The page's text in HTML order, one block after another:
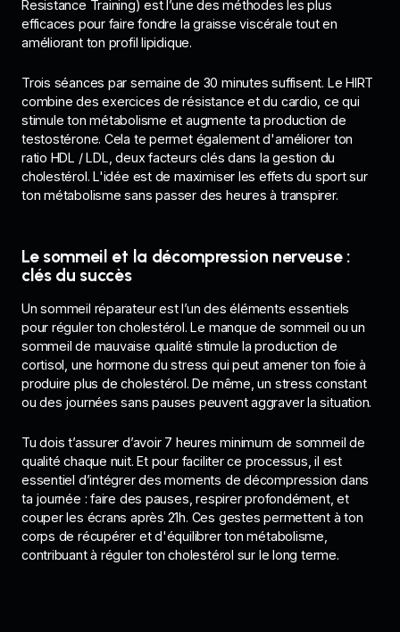
Resistance Training) est l’une des méthodes les plus
efficaces pour faire fondre la graisse viscérale tout en
améliorant ton profil lipidique.
Trois séances par semaine de 30 minutes suffisent. Le HIRT
combine des exercices de résistance et du cardio, ce qui
stimule ton métabolisme et augmente ta production de
testostérone. Cela te permet également d'améliorer ton
ratio HDL / LDL, deux facteurs clés dans la gestion du
cholestérol. L'idée est de maximiser les effets du sport sur
ton métabolisme sans passer des heures à transpirer.
Le sommeil et la décompression nerveuse :
clés du succès
Un sommeil réparateur est l’un des éléments essentiels
pour réguler ton cholestérol. Le manque de sommeil ou un
sommeil de mauvaise qualité stimule la production de
cortisol, une hormone du stress qui peut amener ton foie à
produire plus de cholestérol. De même, un stress constant
ou des journées sans pauses peuvent aggraver la situation.
Tu dois t’assurer d’avoir 7 heures minimum de sommeil de
qualité chaque nuit. Et pour faciliter ce processus, il est
essentiel d’intégrer des moments de décompression dans
ta journée : faire des pauses, respirer profondément, et
couper les écrans après 21h. Ces gestes permettent à ton
corps de récupérer et d'équilibrer ton métabolisme,
contribuant à réguler ton cholestérol sur le long terme.